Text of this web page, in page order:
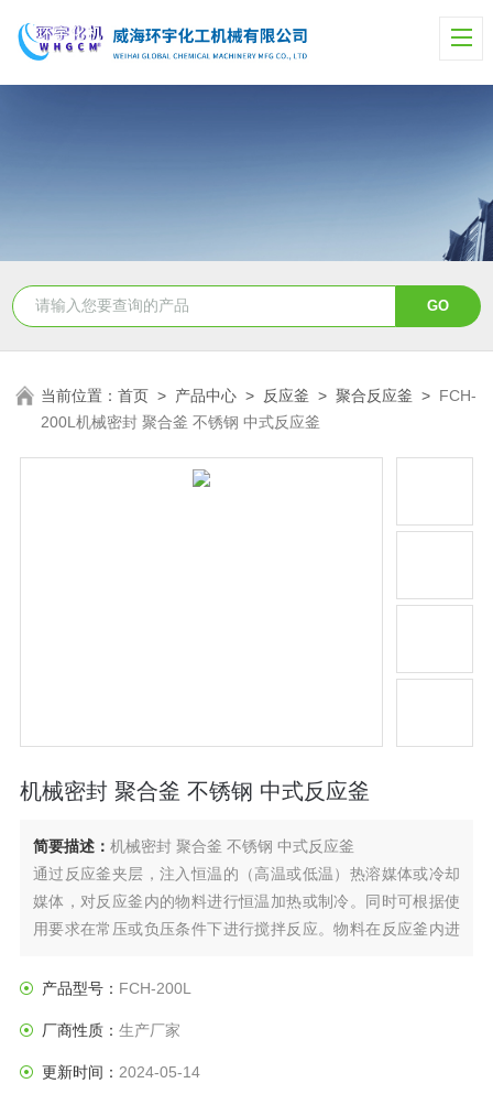
当前位置：首页 > 产品中心 > 反应釜 >聚合反应釜 > FCH-
200L机械密封 聚合釜 不锈钢 中式反应釜
机械密封 聚合釜 不锈钢 中式反应釜
简要描述： 机械密封 聚合釜 不锈钢 中式反应釜
通过反应釜夹层，注入恒温的（高温或低温）热溶媒体或冷却
媒体，对反应釜内的物料进行恒温加热或制冷。同时可根据使
用要求在常压或负压条件下进行搅拌反应。物料在反应釜内进
从釜底的出料口放出，操作极为方便。
产品型号： FCH-200L
厂商性质： 生产厂家
更新时间： 2024-05-14